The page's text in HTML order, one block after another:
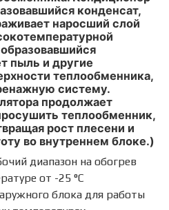
конденсат,
наросший слой
пыль и другие
теплообменника,
систему.
продолжает
теплообменник,
рост плесени и
во внутреннем блоке.)
диапазон на обогрев
от -25 °С
блока для работы